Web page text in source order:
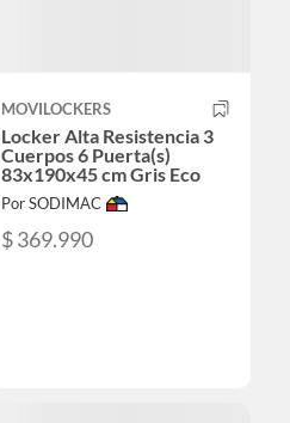
MOVILOCKERS
Locker Alta Resistencia 3
Cuerpos 6 Puerta(s)
83x190x45 cm Gris Eco
Por SODIMAC
$ 369.990